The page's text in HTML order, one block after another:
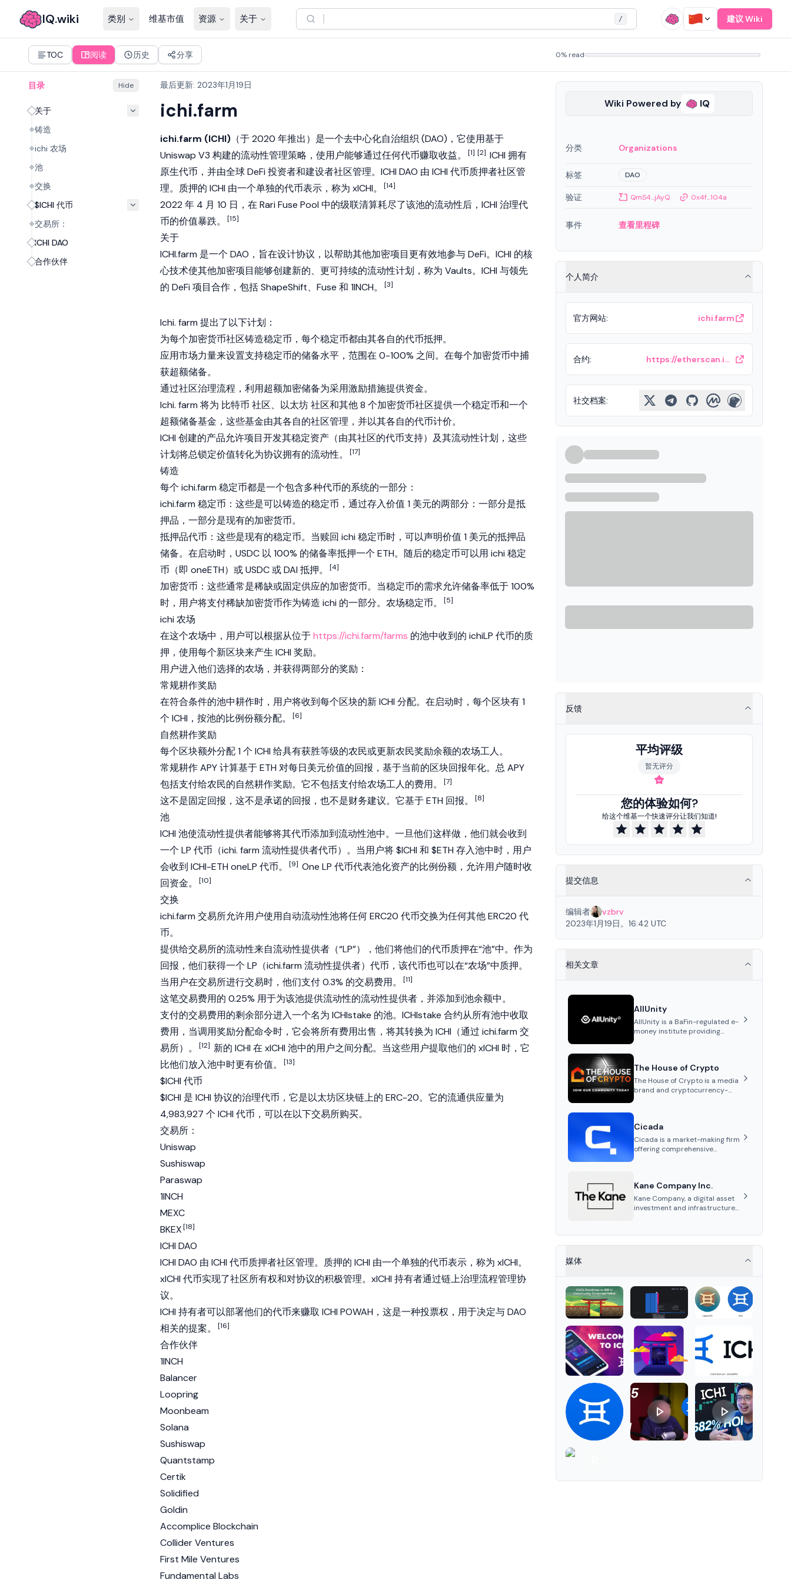
IQ.wiki 类别 维基市值 资源 关于 / 建议 Wiki
TOC 阅读 历史 分享 0% read
目录 Hide
关于
铸造
ichi 农场
池
交换
$ICHI 代币
交易所：
ICHI DAO
合作伙伴
最后更新: 2023年1月19日
ichi.farm
ichi.farm (ICHI) （于 2020 年推出）是一个去中心化自治组织 (DAO) ，它使用基于
Uniswap V3 构建的流动性管理策略，使用户能够通过任何代币赚取收益。
[1] [2] ICHI 拥有
原生代币，并由全球 DeFi 投资者和建设者社区管理。ICHI DAO 由 ICHI 代币质押者社区管
理。质押的 ICHI 由一个单独的代币表示，称为 xICHI。
[14]
2022 年 4 月 10 日，在 Rari Fuse Pool 中的级联清算耗尽了该池的流动性后，ICHI 治理代
币的价值暴跌。
[15]
关于
ICHI.farm 是一个 DAO，旨在设计协议，以帮助其他加密项目更有效地参与 DeFi。ICHI 的核
心技术使其他加密项目能够创建新的、更可持续的流动性计划，称为 Vaults。ICHI 与领先
的 DeFi 项目合作，包括 ShapeShift、Fuse 和 1INCH。 [3]
Ichi. farm 提出了以下计划：
为每个加密货币社区铸造稳定币 ，每个稳定币都由其各自的代币抵押。
应用市场力量来设置支持稳定币的储备水平，范围在 0-100% 之间。在每个加密货币中捕
获超额储备。
通过社区治理流程，利用超额加密储备为采用激励措施提供资金。
Ichi. farm 将为 比特币 社区、 以太坊社区和其他 8 个加密货币社区提供一个稳定币和一个
超额储备基金，这些基金由其各自的社区管理，并以其各自的代币计价。
ICHI 创建的产品允许项目开发其稳定资产（由其社区的代币支持）及其流动性计划，这些
计划将总锁定价值转化为协议拥有的流动性。
[17]
铸造
每个 ichi.farm 稳定币都是一个包含多种代币的系统的一部分：
ichi.farm 稳定币：这些是可以铸造的稳定币，通过存入价值 1 美元的两部分：一部分是抵
押品，一部分是现有的加密货币。
抵押品代币：这些是现有的稳定币。当赎回 ichi 稳定币时，可以声明价值 1 美元的抵押品
储备。在启动时，USDC 以 100% 的储备率抵押一个 ETH。随后的稳定币可以用 ichi 稳定
币（即 oneETH）或 USDC 或 DAI 抵押。
[4]
加密货币：这些通常是稀缺或固定供应的加密货币。当稳定币的需求允许储备率低于 100%
时，用户将支付稀缺加密货币作为铸造 ichi 的一部分。农场稳定币。
[5]
ichi 农场
在这个农场中，用户可以根据从位于https://ichi.farm/farms 的池中收到的 ichiLP 代币的质
押，使用每个新区块来产生 ICHI 奖励。
用户进入他们选择的农场，并获得两部分的奖励：
常规耕作奖励
在符合条件的池中耕作时，用户将收到每个区块的新 ICHI 分配。在启动时，每个区块有 1
个 ICHI，按池的比例份额分配。
[6]
自然耕作奖励
每个区块额外分配 1 个 ICHI 给具有获胜等级的农民或更新农民奖励余额的农场工人。
常规耕作 APY 计算基于 ETH 对每日美元价值的回报，基于当前的区块回报年化。总 APY
包括支付给农民的自然耕作奖励。它不包括支付给农场工人的费用。
[7]
这不是固定回报，这不是承诺的回报，也不是财务建议。它基于 ETH 回报。 [8]
池
ICHI 池使流动性提供者能够将其代币添加到流动性池中。一旦他们这样做，他们就会收到
一个 LP 代币（ichi. farm 流动性提供者代币）。当用户将 $ICHI 和 $ETH 存入池中时，用户
会收到 ICHI-ETH oneLP 代币。
[9] One LP 代币代表池化资产的比例份额，允许用户随时收
回资金。
[10]
交换
ichi.farm 交易所允许用户使用自动流动性池将任何 ERC20 代币交换为任何其他 ERC20 代
币。
提供给交易所的流动性来自流动性提供者（“LP”），他们将他们的代币质押在“池”中。作为
回报，他们获得一个 LP（ichi.farm 流动性提供者）代币，该代币也可以在“农场”中质押。
当用户在交易所进行交易时，他们支付 0.3% 的交易费用。
[11]
这笔交易费用的 0.25% 用于为该池提供流动性的流动性提供者，并添加到池余额中。
支付的交易费用的剩余部分进入一个名为 ICHIstake 的池。ICHIstake 合约从所有池中收取
费用，当调用奖励分配命令时，它会将所有费用出售，将其转换为 ICHI（通过 ichi.farm 交
易所）。
[12] 新的 ICHI 在 xICHI 池中的用户之间分配。当这些用户提取他们的 xICHI 时，它
比他们放入池中时更有价值。
[13]
$ICHI 代币
$ICHI 是 ICHI 协议的治理代币，它是以太坊区块链上的 ERC-20。它的流通供应量为
4,983,927 个 ICHI 代币，可以在以下交易所购买。
交易所：
Uniswap
Sushiswap
Paraswap
1INCH
MEXC
BKEX[18]
ICHI DAO
ICHI DAO 由 ICHI 代币质押者社区管理。质押的 ICHI 由一个单独的代币表示，称为 xICHI。
xICHI 代币实现了社区所有权和对协议的积极管理。xICHI 持有者通过链上治理流程管理协
议。
ICHI 持有者可以部署他们的代币来赚取 ICHI POWAH，这是一种投票权，用于决定与 DAO
相关的提案。
[16]
合作伙伴
1INCH
Balancer
Loopring
Moonbeam
Solana
Sushiswap
Quantstamp
Certik
Solidified
Goldin
Accomplice Blockchain
Collider Ventures
First Mile Ventures
Fundamental Labs
Wiki Powered by IQ
分类 Organizations
标签 DAO
验证 QmS4...jAyQ 0x4f...104a
事件 查看里程碑
个人简介
官方网站: ichi.farm
合约: https://etherscan.io/token/0x111111517e4929d3dcbdfa7cce55d30d4b6bc4d6
社交档案:
反馈
平均评级
暂无评分
您的体验如何?
给这个维基一个快速评分让我们知道!
提交信息
编辑者
vzbrv
2023年1月19日。16:42 UTC
相关文章
AllUnity
AllUnity is a BaFin-regulated e-
money institute providing
MiCAR-compliant s...
The House of Crypto
The House of Crypto is a media
brand and cryptocurrency-
trading education, and
community services for
investors.
Cicada
Cicada is a market-making firm
offering comprehensive
tokenomics audits, and listing
support for cryptocurrency
projects.
Kane Company Inc.
Kane Company, a digital asset
investment and infrastructure
stable, compliant solutions for
instit...
媒体